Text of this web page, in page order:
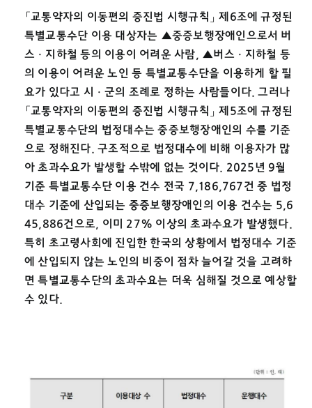
「교통약자의 이동편의 증진법 시행규칙」 제6조에 규정된
특별교통수단 이용 대상자는 ▲중증보행장애인으로서 버
스ㆍ지하철 등의 이용이 어려운 사람,
▲버스ㆍ지하철 등
의 이용이 어려운 노인 등 특별교통수단을 이용하게 할 필
요가 있다고 시ㆍ군의 조례로 정하는 사람들이다. 그러나
「교통약자의 이동편의 증진법 시행규칙」 제5조에 규정된
특별교통수단의 법정대수는 중증보행장애인의 수를 기준
으로 정해진다. 구조적으로 법정대수에 비해 이용자가 많
아 초과수요가 발생할 수밖에 없는 것이다. 2025년 9월
기준 특별교통수단 이용 건수 전국 7,186,767건 중 법정
대수 기준에 산입되는 중증보행장애인의 이용 건수는 5,6
45,886건으로, 이미 27% 이상의 초과수요가 발생했다.
특히 초고령사회에 진입한 한국의 상황에서 법정대수 기준
에 산입되지 않는 노인의 비중이 점차 늘어갈 것을 고려하
면 특별교통수단의 초과수요는 더욱 심해질 것으로 예상할
수 있다.